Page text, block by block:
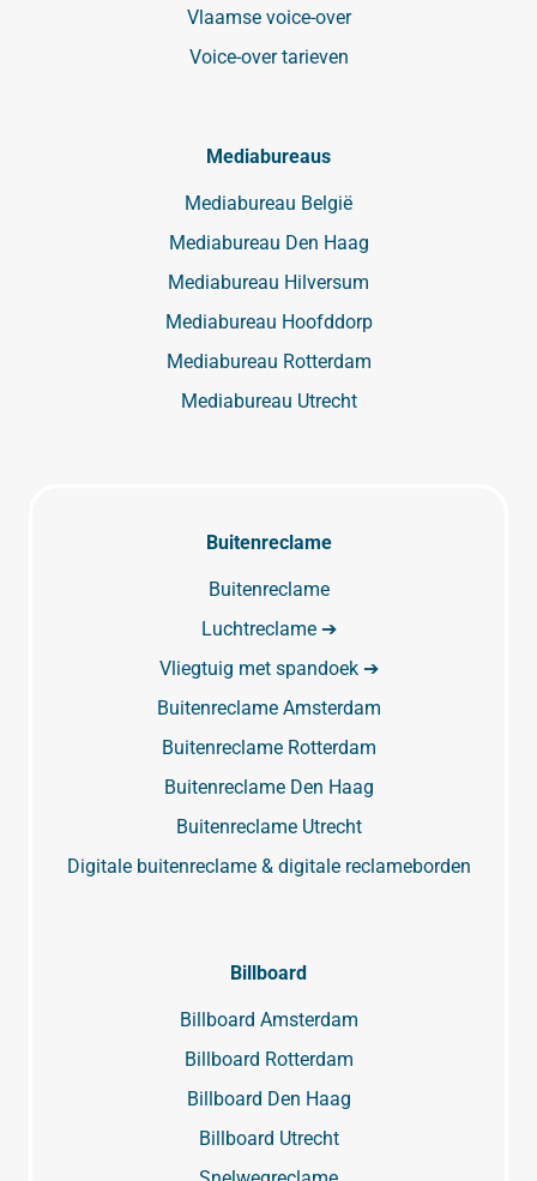
Vlaamse voice-over
Voice-over tarieven
Mediabureaus
Mediabureau België
Mediabureau Den Haag
Mediabureau Hilversum
Mediabureau Hoofddorp
Mediabureau Rotterdam
Mediabureau Utrecht
Buitenreclame
Buitenreclame
Luchtreclame ➔
Vliegtuig met spandoek ➔
Buitenreclame Amsterdam
Buitenreclame Rotterdam
Buitenreclame Den Haag
Buitenreclame Utrecht
Digitale buitenreclame & digitale reclameborden
Billboard
Billboard Amsterdam
Billboard Rotterdam
Billboard Den Haag
Billboard Utrecht